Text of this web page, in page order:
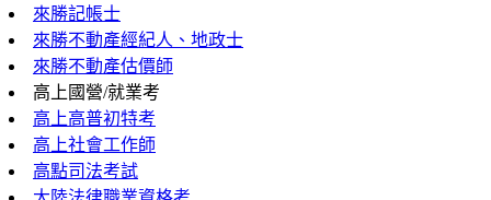
來勝記帳士
來勝不動產經紀人、地政士
來勝不動產估價師
高上國營/就業考
高上高普初特考
高上社會工作師
高點司法考試